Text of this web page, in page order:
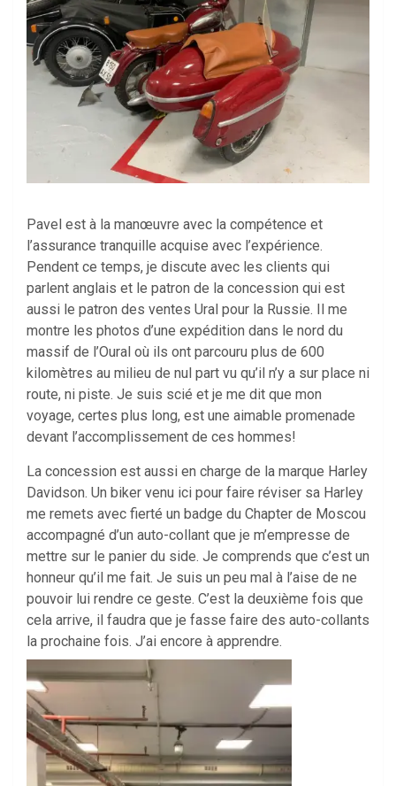
Pavel est à la manœuvre avec la compétence et
l’assurance tranquille acquise avec l’expérience.
Pendent ce temps, je discute avec les clients qui
parlent anglais et le patron de la concession qui est
aussi le patron des ventes Ural pour la Russie. Il me
montre les photos d’une expédition dans le nord du
massif de l’Oural où ils ont parcouru plus de 600
kilomètres au milieu de nul part vu qu’il n’y a sur place ni
route, ni piste. Je suis scié et je me dit que mon
voyage, certes plus long, est une aimable promenade
devant l’accomplissement de ces hommes!
La concession est aussi en charge de la marque Harley
Davidson. Un biker venu ici pour faire réviser sa Harley
me remets avec fierté un badge du Chapter de Moscou
accompagné d’un auto-collant que je m’empresse de
mettre sur le panier du side. Je comprends que c’est un
honneur qu’il me fait. Je suis un peu mal à l’aise de ne
pouvoir lui rendre ce geste. C’est la deuxième fois que
cela arrive, il faudra que je fasse faire des auto-collants
la prochaine fois. J’ai encore à apprendre.